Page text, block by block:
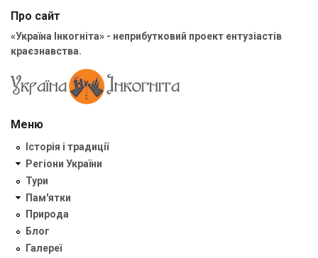
Про сайт
«Україна Інкогніта» - неприбутковий проект ентузіастів
краєзнавства.
Меню
Історія і традиції
Регіони України
Тури
Пам'ятки
Природа
Блог
Галереї